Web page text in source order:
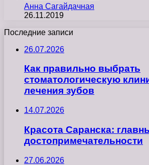
Анна Сагайдачная
26.11.2019
Последние записи
26.07.2026
Как правильно выбрать
стоматологическую
лечения зубов
14.07.2026
Красота Саранска:
достопримечательности
27.06.2026